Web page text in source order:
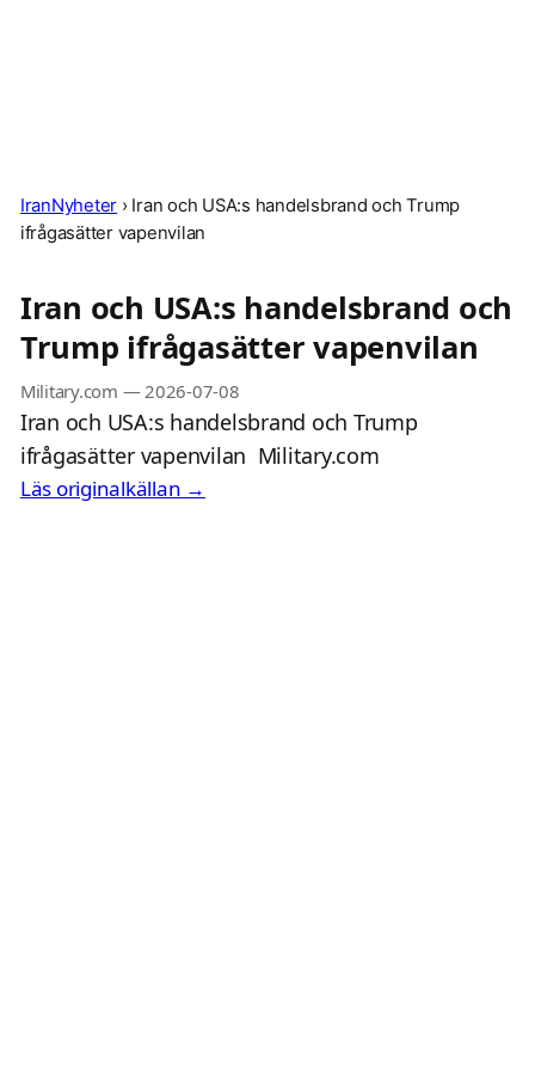
IranNyheter › Iran och USA:s handelsbrand och Trump
ifrågasätter vapenvilan
Iran och USA:s handelsbrand och
Trump ifrågasätter vapenvilan
Military.com — 2026-07-08
Iran och USA:s handelsbrand och Trump
ifrågasätter vapenvilan Military.com
Läs originalkällan →